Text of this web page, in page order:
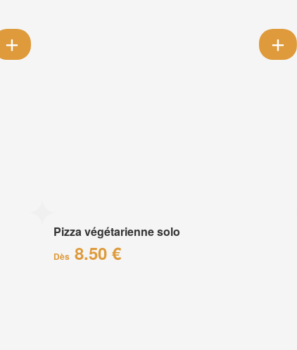
Pizza végétarienne solo
Dès 8.50 €